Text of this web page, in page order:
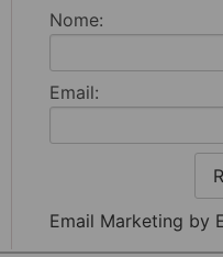
Nome:
Email:
Email Marketing by